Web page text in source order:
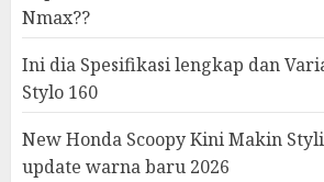
Nmax??
Ini dia Spesifikasi lengkap dan
Stylo 160
New Honda Scoopy Kini Makin
update warna baru 2026